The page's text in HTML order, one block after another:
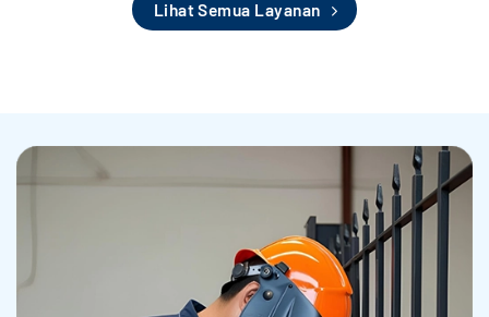
Lihat Semua Layanan